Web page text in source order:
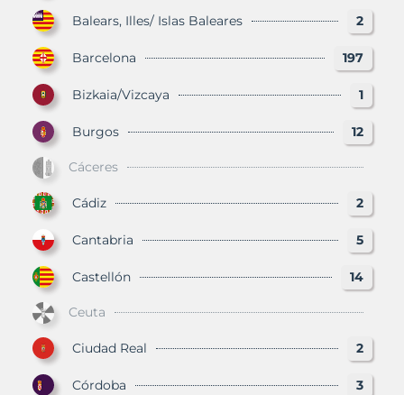
Balears, Illes/ Islas Baleares 2
Barcelona 197
Bizkaia/Vizcaya 1
Burgos 12
Cáceres
Cádiz 2
Cantabria 5
Castellón 14
Ceuta
Ciudad Real 2
Córdoba 3